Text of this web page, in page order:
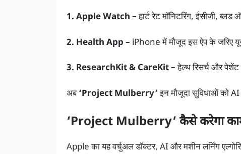
1. Apple Watch –हार्ट रेट मॉनिटरिंग, ईसीजी,
2. Health App – iPhone में मौजूद इस ऐप के जरिए
3. ResearchKit & CareKit –हेल्थ रिसर्च और
अब‘Project Mulberry’इन मौजूदा सुविधाओं को AI
‘Project Mulberry’ कैसे करेगा
Apple का यह वर्चुअल डॉक्टर, AI और मशीन लर्निंग